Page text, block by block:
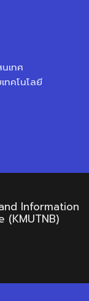
เทศ
ทคโนโลยี
Information
(KMUTNB)